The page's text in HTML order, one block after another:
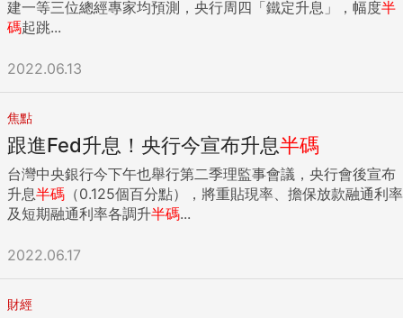
建一等三位總經專家均預測，央行周四「鐵定升息」，幅度半
碼起跳...
2022.06.13
焦點
跟進Fed升息！央行今宣布升息半碼
台灣中央銀行今下午也舉行第二季理監事會議，央行會後宣布
升息半碼 （0.125個百分點），將重貼現率、擔保放款融通利率
及短期融通利率各調升半碼...
2022.06.17
財經